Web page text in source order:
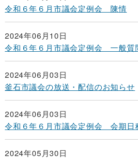
令和６年６月市議会定例会 陳情
2024年06月10日
令和６年６月市議会定例会 一般質
2024年06月03日
釜石市議会の放送・配信のお知らせ
2024年06月03日
令和６年６月市議会定例会 会期日
2024年05月30日